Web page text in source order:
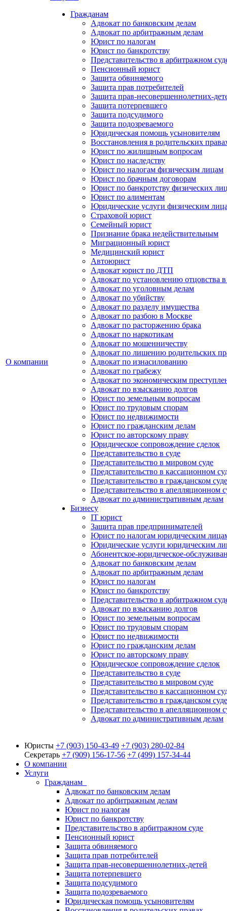
О компании
Гражданам
Адвокат по банковским делам
Адвокат по арбитражным делам
Юрист по налогам
Юрист по банкротству
Представительство в арбитражном
Пенсионный юрист
Защита обвиняемого
Защита прав потребителей
Защита прав-несовершеннолетних-
Защита потерпевшего
Защита подсудимого
Защита подозреваемого
Юридическая помощь усыновителям
Восстановления в родительских
Юрист по жилищным вопросам
Юрист по наследству
Юрист по налогам физическим лицам
Юрист по брачным договорам
Юрист по банкротству физических лиц
Юрист по алиментам
Юридические услуги физическим
Страховой юрист
Семейный юрист
Признание брака недействительным
Миграционный юрист
Медицинский юрист
Автоюрист
Адвокат юрист по ДТП
Адвокат по установлению отцовства в
Адвокат по уголовным делам
Адвокат по убийству
Адвокат по разделу имущества
Адвокат по разбою в Москве
Адвокат по расторжению брака
Адвокат по наркотикам
Адвокат по мошенничеству
Адвокат по лишению родительских
Адвокат по изнасилованию
Адвокат по грабежу
Адвокат по экономическим
Адвокат по взысканию долгов
Юрист по земельным вопросам
Юрист по трудовым спорам
Юрист по недвижимости
Юрист по гражданским делам
Юрист по авторскому праву
Юридическое сопровождение сделок
Представительство в суде
Представительство в мировом суде
Представительство в кассационном
Представительство в гражданском суде
Представительство в апелляционном
Адвокат по административным делам
Бизнесу
IT юрист
Защита прав предпринимателей
Юрист по налогам юридическим
Юридические услуги юридическим
Абонентское-юридическое-
Адвокат по банковским делам
Адвокат по арбитражным делам
Юрист по налогам
Юрист по банкротству
Представительство в арбитражном
Адвокат по взысканию долгов
Юрист по земельным вопросам
Юрист по трудовым спорам
Юрист по недвижимости
Юрист по гражданским делам
Юрист по авторскому праву
Юридическое сопровождение сделок
Представительство в суде
Представительство в мировом суде
Представительство в кассационном
Представительство в гражданском суде
Представительство в апелляционном
Адвокат по административным делам
Юристы +7 (903) 150-43-49 +7 (903) 280-02-84
Секретарь +7 (909) 156-17-56 +7 (499) 157-34-44
О компании
Услуги
Гражданам
Адвокат по банковским делам
Адвокат по арбитражным делам
Юрист по налогам
Юрист по банкротству
Представительство в арбитражном суде
Пенсионный юрист
Защита обвиняемого
Защита прав потребителей
Защита прав-несовершеннолетних-детей
Защита потерпевшего
Защита подсудимого
Защита подозреваемого
Юридическая помощь усыновителям